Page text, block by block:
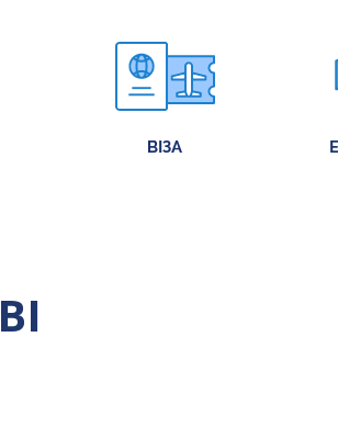
ВІЗА